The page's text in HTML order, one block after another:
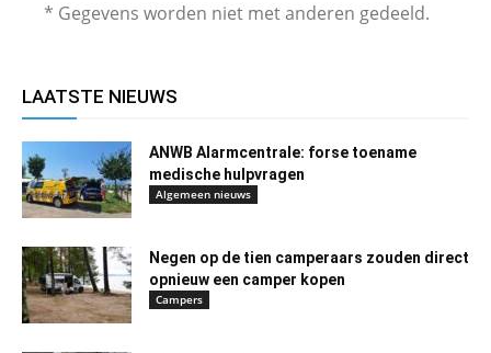
* Gegevens worden niet met anderen gedeeld.
LAATSTE NIEUWS
ANWB Alarmcentrale: forse toename
medische hulpvragen
Algemeen nieuws
Negen op de tien camperaars zouden direct
opnieuw een camper kopen
Campers